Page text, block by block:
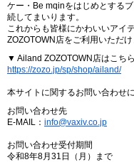
ケー・Be mqinをはじめとする
続してまいります。
これからも皆様にかわいいアイ
ZOZOTOWN店をご利用いただけ
▼ Ailand ZOZOTOWN店はこちら
https://zozo.jp/sp/shop/ailand/
本サイトに関するお問い合わせ
お問い合わせ先
E-MAIL： info@vaxiv.co.jp
お問い合わせ受付期間
令和8年8月31日（月）まで